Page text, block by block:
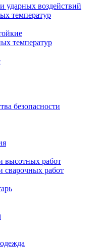
ударных воздействий
температур
температур
безопасности
высотных работ
сварочных работ